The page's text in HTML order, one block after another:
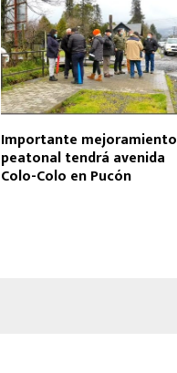
Importante mejoramiento
peatonal tendrá avenida
Colo-Colo en Pucón